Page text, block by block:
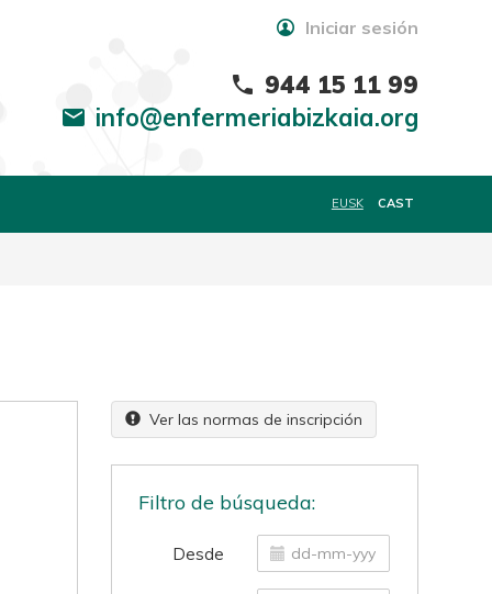
Iniciar sesión
phone 944 15 11 99
mail info@enfermeriabizkaia.org
EUSK CAST
Ver las normas de inscripción
Filtro de búsqueda:
Desde